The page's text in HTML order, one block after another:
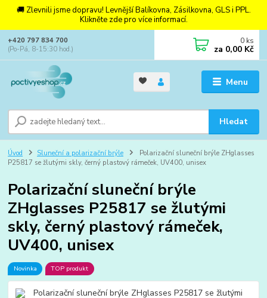
🚚 Zlevnili jsme dopravu! Levnější Balíkovna, Zásilkovna, GLS i PPL.
Klikněte zde pro více informací.
Menu
Hledat
+420 797 834 700
(Po-Pá, 8-15:30 hod.)
0 ks
za 0,00 Kč
Úvod Sluneční a polarizační brýle
Polarizační sluneční brýle ZHglasses
P25817 se žlutými skly, černý plastový rámeček, UV400, unisex
Polarizační sluneční brýle
ZHglasses P25817 se žlutými
skly, černý plastový rámeček,
UV400, unisex
Novinka TOP produkt